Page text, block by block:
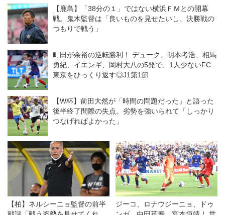
しい敗戦◎J1開幕戦
【鹿島】「38分の１」ではない横浜ＦＭとの開幕
戦。鬼木監督は「良いものを見せたいし、決勝戦の
つもりで戦う」
町田が余裕の逆転勝利！ デューク、明本考浩、相馬
勇紀、イエンギ、岡村大八の5発で、1人少ないFC
東京をひっくり返す◎J1第1節
【W杯】前田大然が「時間の問題だった」と語った
後半終了間際の失点。劣勢を強いられて「しっかり
つなげればよかった」
【柏】ネルシーニョ監督の前半
ジーコ、ロナウジーニョ、ドゥ